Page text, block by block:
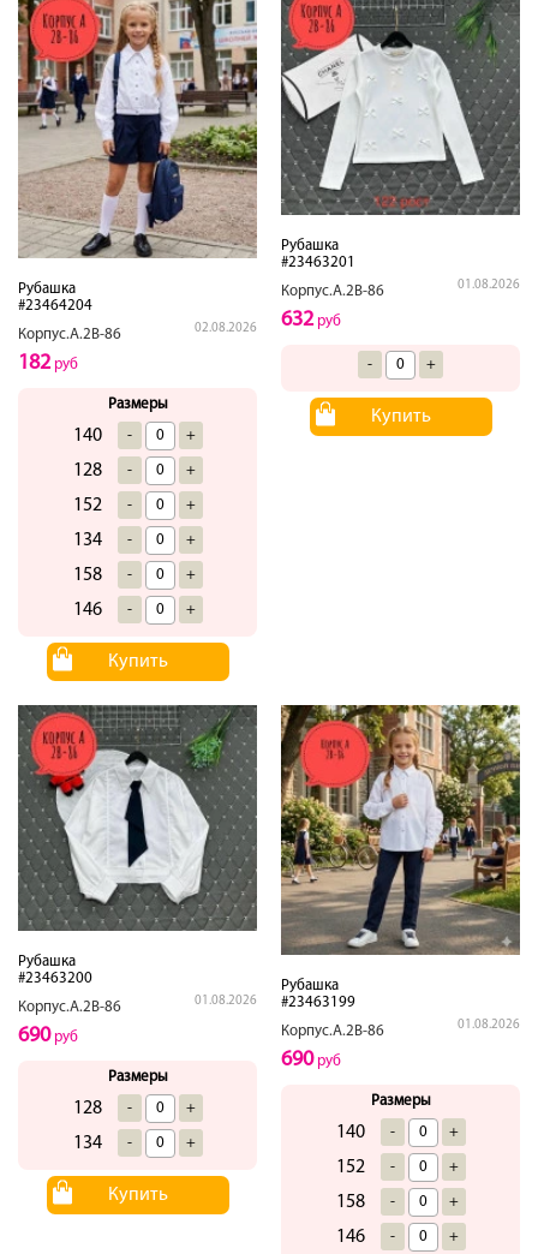
Рубашка
#23464204
Корпус.А.2В-86
02.08.2026
182руб
Размеры
140 - +
128 - +
152 - +
134 - +
158 - +
146 - +
Купить
Рубашка
#23463201
Корпус.А.2В-86
01.08.2026
632руб
- +
Купить
Рубашка
#23463200
Корпус.А.2В-86
01.08.2026
690руб
Размеры
128 - +
134 - +
Купить
Рубашка
#23463199
Корпус.А.2В-86
01.08.2026
690руб
Размеры
140 - +
152 - +
158 - +
146 - +